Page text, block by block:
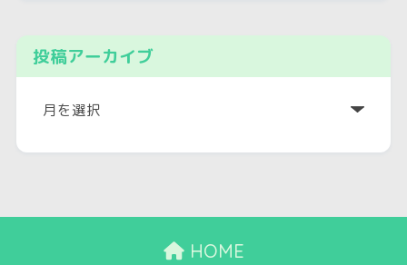
投稿アーカイブ
ア
カ
HOME